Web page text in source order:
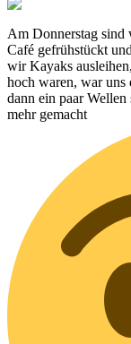
Am Donnerstag
Café gefrühstückt
wir Kayaks
hoch waren, war uns
dann ein paar
mehr gemacht